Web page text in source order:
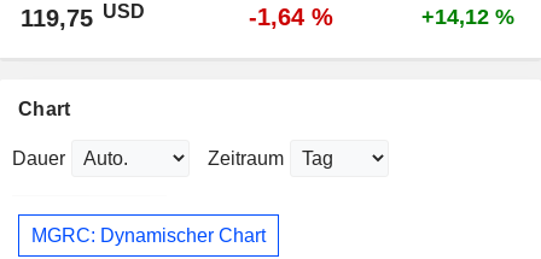
119,75 USD -1,64 % +14,12 %
Chart
Dauer Zeitraum
MGRC: Dynamischer Chart